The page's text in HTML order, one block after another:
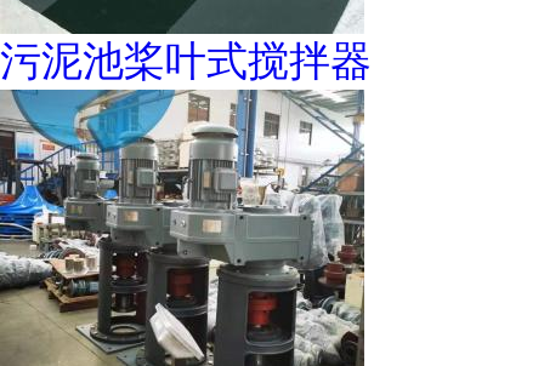
污泥池桨叶式搅拌器